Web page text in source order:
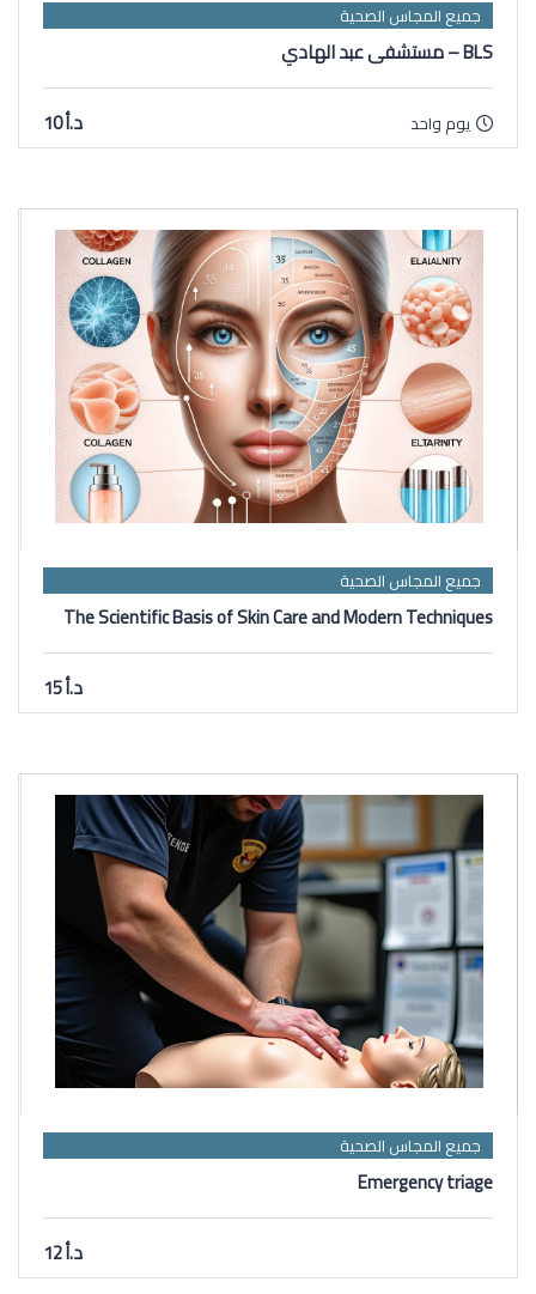
جميع المجاس الصحية
BLS – مستشفى عبد الهادي
يوم واحد د.أ 10
جميع المجاس الصحية
The Scientific Basis of Skin Care and Modern Techniques
د.أ 15
جميع المجاس الصحية
Emergency triage
د.أ 12